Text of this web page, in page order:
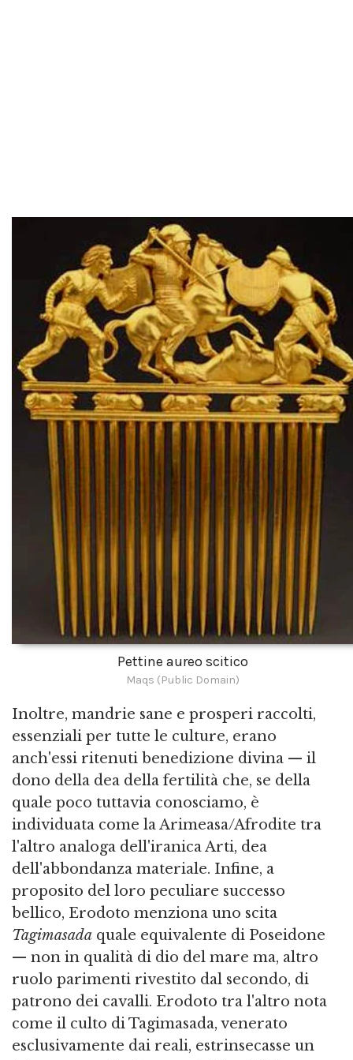
Pettine aureo scitico
Maqs (Public Domain)
Inoltre, mandrie sane e prosperi raccolti,
essenziali per tutte le culture, erano
anch'essi ritenuti benedizione divina — il
dono della dea della fertilità che, se della
quale poco tuttavia conosciamo, è
individuata come la Arimeasa/Afrodite tra
l'altro analoga dell'iranica Arti, dea
dell'abbondanza materiale. Infine, a
proposito del loro peculiare successo
bellico, Erodoto menziona uno scita
Tagimasada quale equivalente di Poseidone
— non in qualità di dio del mare ma, altro
ruolo parimenti rivestito dal secondo, di
patrono dei cavalli. Erodoto tra l'altro nota
come il culto di Tagimasada, venerato
esclusivamente dai reali, estrinsecasse un